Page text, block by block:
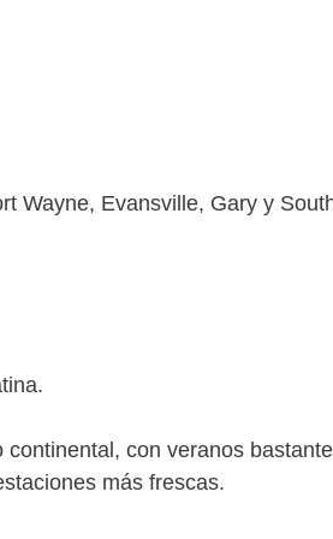
Wayne, Evansville, Gary y
con veranos bastante
más frescas.